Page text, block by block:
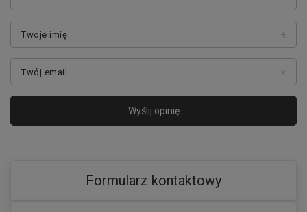
Twoje imię
Twój email
Wyślij opinię
Formularz kontaktowy